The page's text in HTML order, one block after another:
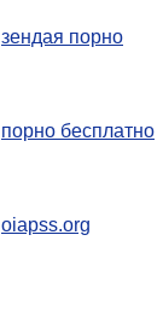
зендая порно
порно бесплатно
oiapss.org